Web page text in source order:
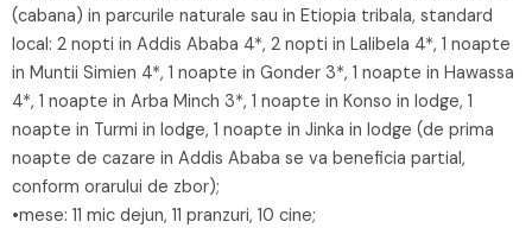
(cabana) in parcurile naturale sau in Etiopia tribala, standard
local: 2 nopti in Addis Ababa 4*, 2 nopti in Lalibela 4*, 1 noapte
in Muntii Simien 4*, 1 noapte in Gonder 3*, 1 noapte in Hawassa
4*, 1 noapte in Arba Minch 3*, 1 noapte in Konso in lodge, 1
noapte in Turmi in lodge, 1 noapte in Jinka in lodge (de prima
noapte de cazare in Addis Ababa se va beneficia partial,
conform orarului de zbor);
•mese: 11 mic dejun, 11 pranzuri, 10 cine;